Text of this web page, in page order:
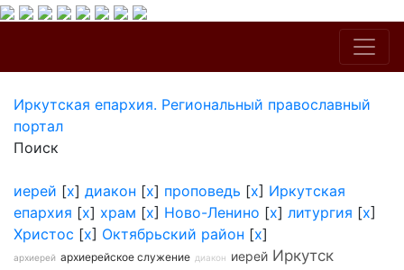
Иркутская епархия. Региональный православный
портал
Поиск
иерей [x] диакон [x] проповедь [x] Иркутская
епархия [x] храм [x] Ново-Ленино [x] литургия [x]
Христос [x] Октябрьский район [x]
архиерей архиерейское служение диакон иерей Иркутск